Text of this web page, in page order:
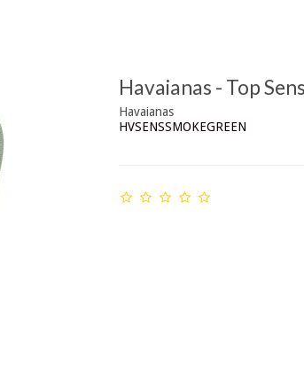
Havaianas - Top
Havaianas
HVSENSSMOKEGREEN